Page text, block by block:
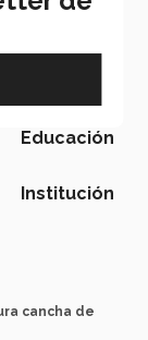
Educación
Educación
Institución
cancha de